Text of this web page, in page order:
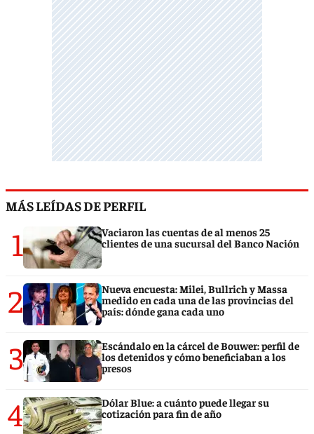
MÁS LEÍDAS DE PERFIL
1
Vaciaron las cuentas de al menos 25
clientes de una sucursal del Banco Nación
2
Nueva encuesta: Milei, Bullrich y Massa
medido en cada una de las provincias del
país: dónde gana cada uno
3
Escándalo en la cárcel de Bouwer: perfil de
los detenidos y cómo beneficiaban a los
presos
4
Dólar Blue: a cuánto puede llegar su
cotización para fin de año